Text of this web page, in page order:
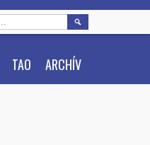
TAO ARCHÍV
KERESÉS: